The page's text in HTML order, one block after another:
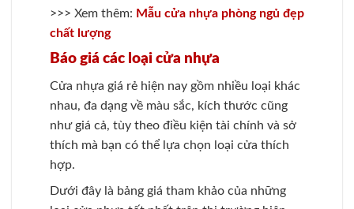
>>> Xem thêm: Mẫu cửa nhựa phòng ngủ đẹp
chất lượng
Báo giá các loại cửa nhựa
Cửa nhựa giá rẻ hiện nay gồm nhiều loại khác
nhau, đa dạng về màu sắc, kích thước cũng
như giá cả, tùy theo điều kiện tài chính và sở
thích mà bạn có thể lựa chọn loại cửa thích
hợp.
Dưới đây là bảng giá tham khảo của những